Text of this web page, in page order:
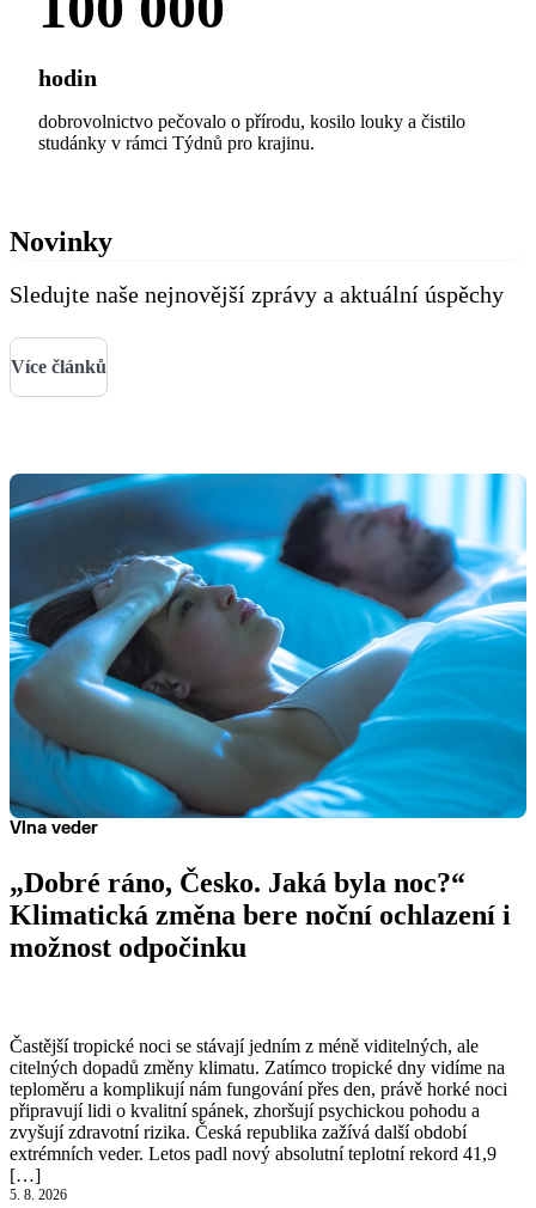
hodin
dobrovolnictvo pečovalo o přírodu, kosilo louky a čistilo
studánky v rámci Týdnů pro krajinu.
Novinky
Sledujte naše nejnovější zprávy a aktuální úspěchy
Více článků
Vlna veder
„Dobré ráno, Česko. Jaká byla noc?“
Klimatická změna bere noční ochlazení i
možnost odpočinku
Častější tropické noci se stávají jedním z méně viditelných, ale
citelných dopadů změny klimatu. Zatímco tropické dny vidíme na
teploměru a komplikují nám fungování přes den, právě horké noci
připravují lidi o kvalitní spánek, zhoršují psychickou pohodu a
zvyšují zdravotní rizika. Česká republika zažívá další období
extrémních veder. Letos padl nový absolutní teplotní rekord 41,9
[…]
5. 8. 2026